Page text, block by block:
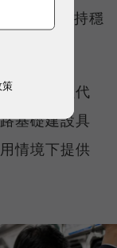
，確保維持穩
一，不僅代
基礎建設具
情境下提供